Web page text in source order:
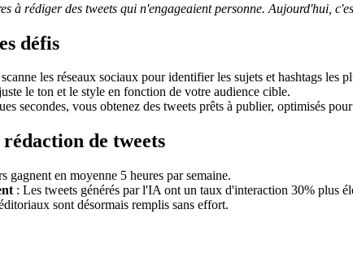
à rédiger des tweets qui n'engageaient personne. Aujourd'hui,
défis
les réseaux sociaux pour identifier les sujets et hashtags les
le ton et le style en fonction de votre audience cible.
secondes, vous obtenez des tweets prêts à publier, optimisés
de tweets
gagnent en moyenne 5 heures par semaine.
: Les tweets générés par l'IA ont un taux d'interaction 30% plus
sont désormais remplis sans effort.